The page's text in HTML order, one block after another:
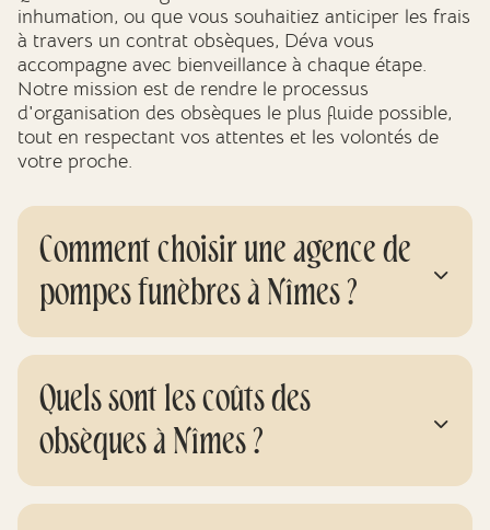
inhumation, ou que vous souhaitiez anticiper les frais
à travers un contrat obsèques, Déva vous
accompagne avec bienveillance à chaque étape.
Notre mission est de rendre le processus
d'organisation des obsèques le plus fluide possible,
tout en respectant vos attentes et les volontés de
votre proche.
Comment choisir une agence de
pompes funèbres à Nîmes ?
Quels sont les coûts des
obsèques à Nîmes ?